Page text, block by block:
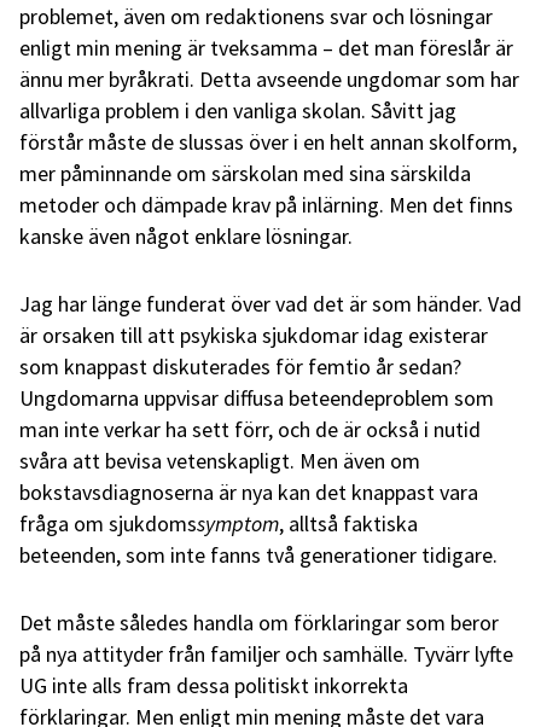
problemet, även om redaktionens svar och lösningar
enligt min mening är tveksamma – det man föreslår är
ännu mer byråkrati. Detta avseende ungdomar som har
allvarliga problem i den vanliga skolan. Såvitt jag
förstår måste de slussas över i en helt annan skolform,
mer påminnande om särskolan med sina särskilda
metoder och dämpade krav på inlärning. Men det finns
kanske även något enklare lösningar.
Jag har länge funderat över vad det är som händer. Vad
är orsaken till att psykiska sjukdomar idag existerar
som knappast diskuterades för femtio år sedan?
Ungdomarna uppvisar diffusa beteendeproblem som
man inte verkar ha sett förr, och de är också i nutid
svåra att bevisa vetenskapligt. Men även om
bokstavsdiagnoserna är nya kan det knappast vara
fråga om sjukdomssymptom, alltså faktiska
beteenden,som inte fanns två generationer tidigare.
Det måstesåledes handla om förklaringar som beror
på nya attityder från familjer och samhälle. Tyvärr lyfte
UG inte alls fram dessa politiskt inkorrekta
förklaringar. Men enligt min mening måste det vara